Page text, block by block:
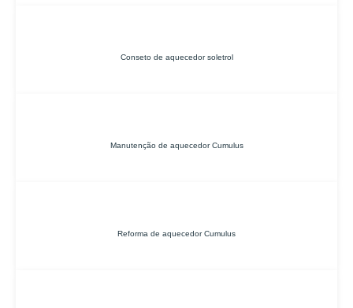
Conseto de aquecedor soletrol
Manutenção de aquecedor Cumulus
Reforma de aquecedor Cumulus